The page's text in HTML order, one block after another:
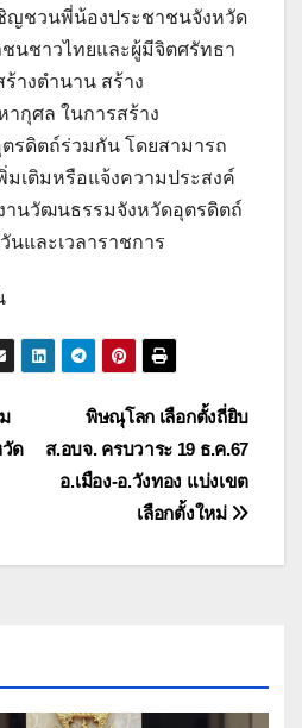
ญชวนพี่น้องประชาชนจังหวัด
นชาวไทยและผู้มีจิตศรัทธา
างตำนาน สร้าง
ากุศล ในการสร้าง
รดิตถ์ร่วมกัน โดยสามารถ
มเติมหรือแจ้งความประสงค์
นวัฒนธรรมจังหวัดอุตรดิตถ์
นและเวลาราชการ
พิษณุโลก เลือกตั้งถี่ยิบ
ส.อบจ. ครบวาระ 19 ธ.ค.67
อ.เมือง-อ.วังทอง แบ่งเขต
เลือกตั้งใหม่
ด